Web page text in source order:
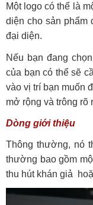
Một logo có thể là
diện cho sản phẩm
đại diện.
Nếu bạn đang
của bạn có thể sẽ
vào vị trí bạn muốn
mở rộng và trông rõ
Dòng giới thiệu
Thông thường, nó
thường bao gồm
thu hút khán giả